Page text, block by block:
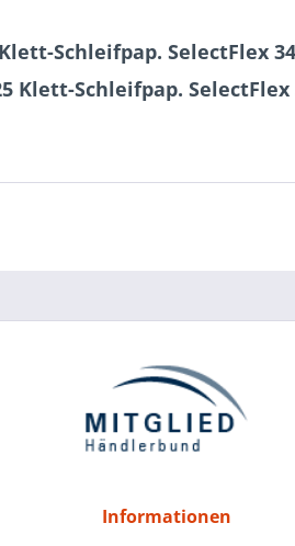
Schleifpap. SelectFlex
Klett-Schleifpap. SelectFlex
Informationen